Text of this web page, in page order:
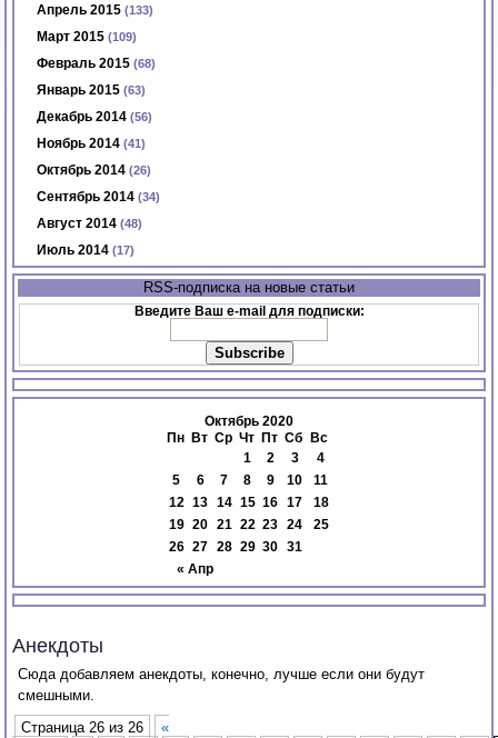
Апрель 2015 (133)
Март 2015 (109)
Февраль 2015 (68)
Январь 2015 (63)
Декабрь 2014 (56)
Ноябрь 2014 (41)
Октябрь 2014 (26)
Сентябрь 2014 (34)
Август 2014 (48)
Июль 2014 (17)
RSS-подписка на новые статьи
Введите Ваш e-mail для подписки:
Октябрь 2020
Пн
Вт Ср Чт Пт Сб Вс
« Апр
1 2 3
4
5
6 7 8 9 10
11
12 13 14 15 16 17
18
19 20 21 22 23 24
25
26 27 28 29 30 31
Анекдоты
Сюда добавляем анекдоты, конечно, лучше если они будут
смешными.
Страница 26 из 26
«